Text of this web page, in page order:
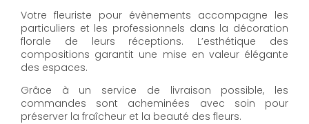
Votre fleuriste pour évènements accompagne les
particuliers et les professionnels dans la décoration
florale de leurs réceptions. L’esthétique des
compositions garantit une mise en valeur élégante
des espaces.
Grâce à un service de livraison possible, les
commandes sont acheminées avec soin pour
préserver la fraîcheur et la beauté des fleurs.